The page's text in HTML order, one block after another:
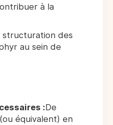
à la
structuration des
au sein de
:De
équivalent) en